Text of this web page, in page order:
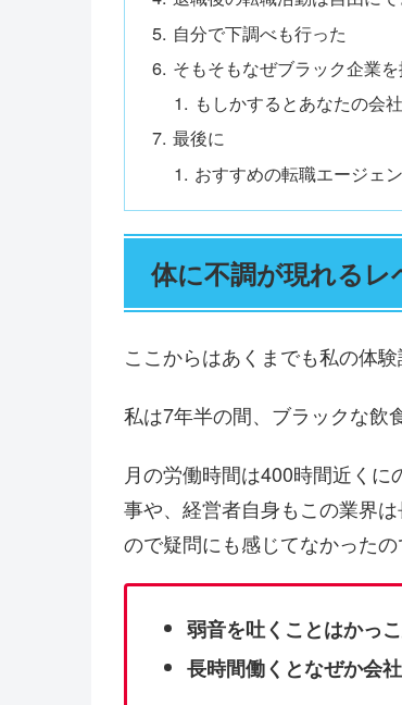
自分で下調べも行った
そもそもなぜブラック企業
もしかするとあなたの会
最後に
おすすめの転職エージェ
体に不調が現れる
ここからはあくまでも私の体験
私は7年半の間、ブラックな飲
月の労働時間は400時間近く
事や、経営者自身もこの業界
ので疑問にも感じてなかったの
弱音を吐くことはかっ
長時間働くとなぜか会